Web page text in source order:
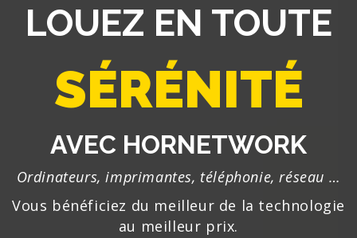
LOUEZ EN TOUTE
SÉRÉNITÉ
AVEC HORNETWORK
Ordinateurs, imprimantes, téléphonie, réseau …
Vous bénéficiez du meilleur de la technologie
au meilleur prix.